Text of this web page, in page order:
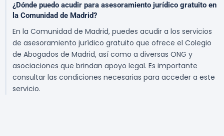
¿Dónde puedo acudir para asesoramiento jurídico gratuito en
la Comunidad de Madrid?
En la Comunidad de Madrid, puedes acudir a los servicios
de asesoramiento jurídico gratuito que ofrece el Colegio
de Abogados de Madrid, así como a diversas ONG y
asociaciones que brindan apoyo legal. Es importante
consultar las condiciones necesarias para acceder a este
servicio.